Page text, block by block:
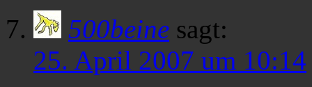
500beine sagt:
25. April 2007 um 10:14